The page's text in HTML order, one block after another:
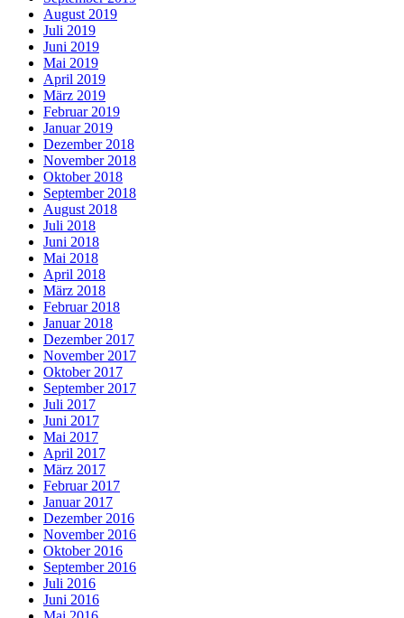
August 2019
Juli 2019
Juni 2019
Mai 2019
April 2019
März 2019
Februar 2019
Januar 2019
Dezember 2018
November 2018
Oktober 2018
September 2018
August 2018
Juli 2018
Juni 2018
Mai 2018
April 2018
März 2018
Februar 2018
Januar 2018
Dezember 2017
November 2017
Oktober 2017
September 2017
Juli 2017
Juni 2017
Mai 2017
April 2017
März 2017
Februar 2017
Januar 2017
Dezember 2016
November 2016
Oktober 2016
September 2016
Juli 2016
Juni 2016